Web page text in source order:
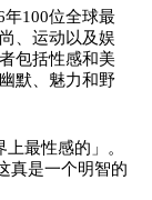
年100位全球最
、运动以及娱
包括性感和美
默、魅力和野
最性感的」。
真是一个明智的